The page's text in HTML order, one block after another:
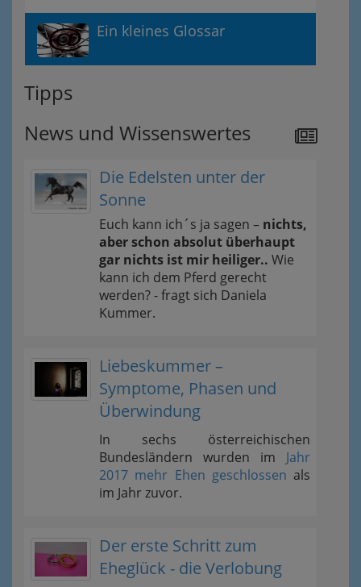
Ein kleines Glossar
Tipps
News und Wissenswertes
Die Edelsten unter der
Sonne
Euch kann ich´s ja sagen – nichts,
aber schon absolut überhaupt
gar nichts ist mir heiliger.. Wie
kann ich dem Pferd gerecht
werden? - fragt sich Daniela
Kummer.
Liebeskummer –
Symptome, Phasen und
Überwindung
In sechs österreichischen
Bundesländern wurden im Jahr
2017 mehr Ehen geschlossen als
im Jahr zuvor.
Der erste Schritt zum
Eheglück - die Verlobung